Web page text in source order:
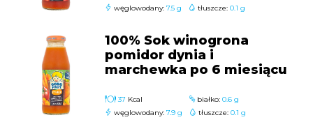
węglowodany: 7.5 g
tłuszcze: 0.1 g
100% Sok winogrona
pomidor dynia i
marchewka po 6 miesiącu
37 Kcal
węglowodany: 7.9 g
białko: 0.6 g
tłuszcze: 0.1 g